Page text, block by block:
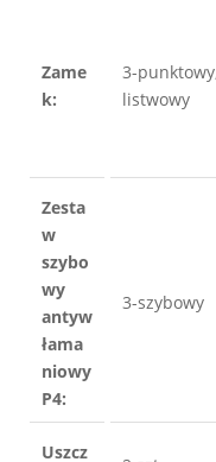
Zame
k:
3-
listwowy
Zesta
w
szybo
wy
antyw
łama
niowy
P4:
3-szybowy
Uszcz